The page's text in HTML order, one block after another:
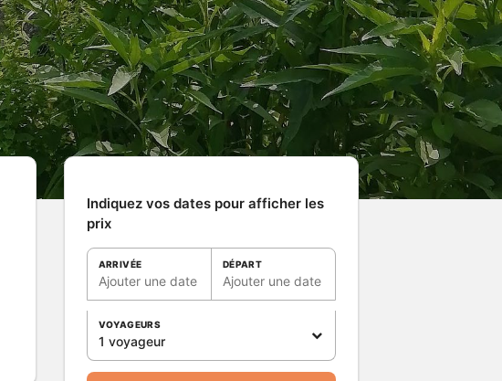
Indiquez vos dates pour afficher les
prix
ARRIVÉE
Ajouter une date
DÉPART
Ajouter une date
VOYAGEURS
1 voyageur